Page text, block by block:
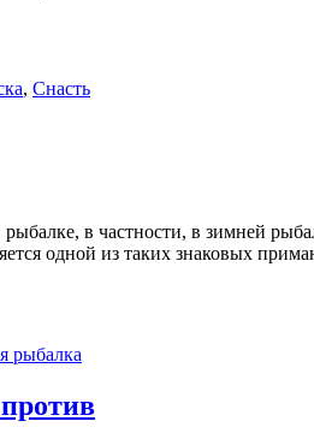
, Снасть
в частности, в зимней
одной из таких знаковых
рыбалка